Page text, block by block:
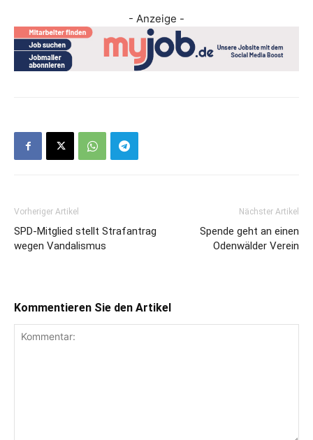
- Anzeige -
Vorheriger Artikel
SPD-Mitglied stellt Strafantrag
wegen Vandalismus
Nächster Artikel
Spende geht an einen
Odenwälder Verein
Kommentieren Sie den Artikel